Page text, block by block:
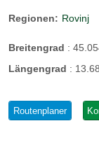
Regionen: Rovinj
Breitengrad :
Längengrad :
Routenplaner